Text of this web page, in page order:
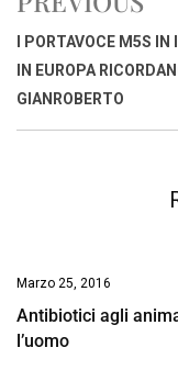
b
o
o
k
s
A
p
d
I
I PORTAVOCE M5S IN
IN EUROPA
GIANROBERTO
Marzo 25, 2016
Antibiotici agli
l’uomo